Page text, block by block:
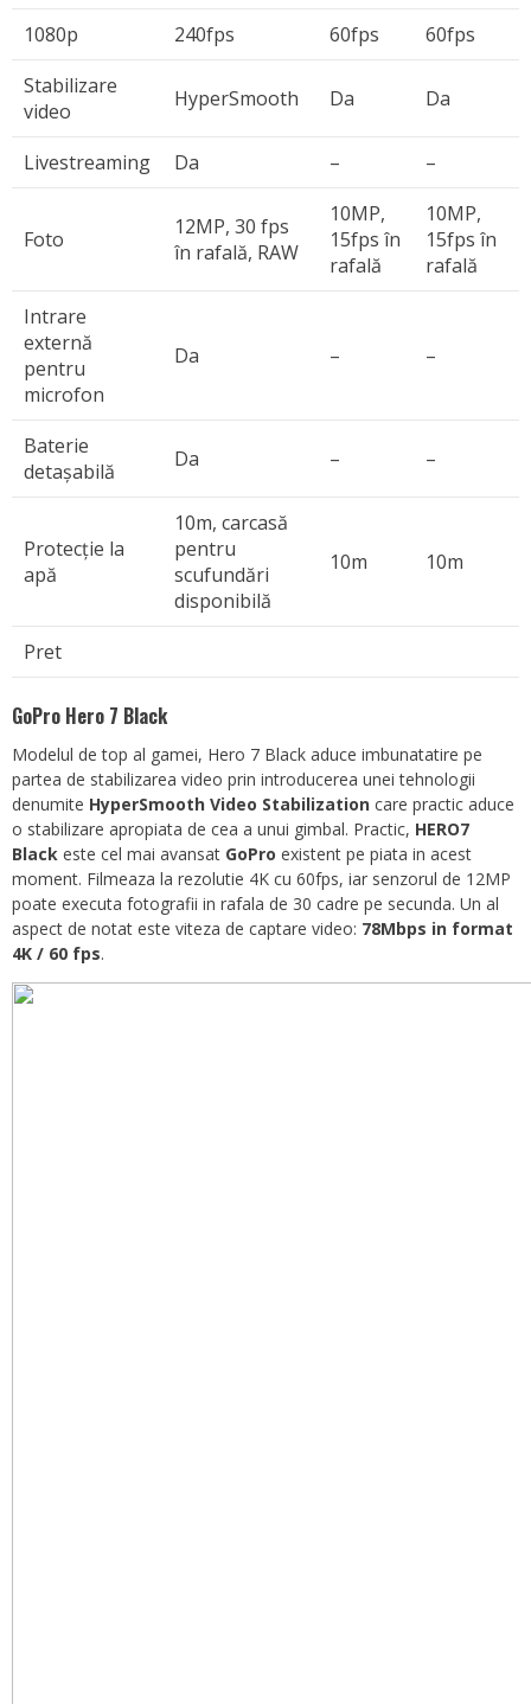
1080p 240fps 60fps
60fps
Stabilizare
video
HyperSmooth Da Da
Livestreaming Da – –
Foto
12MP, 30 fps
în rafală, RAW
10MP,
15fps în
rafală
10MP,
15fps în
rafală
Intrare
externă
pentru
microfon
Da – –
Baterie
detașabilă
Da – –
Protecție la
apă
10m, carcasă
pentru
scufundări
disponibilă
10m 10m
Pret
GoPro Hero 7 Black
Modelul de top al gamei, Hero 7 Black aduce imbunatatire pe
partea de stabilizarea video prin introducerea unei tehnologii
denumite HyperSmooth Video Stabilization care practic aduce
o stabilizare apropiata de cea a unui gimbal. Practic, HERO7
Black este cel mai avansat GoPro existent pe piata in acest
moment. Filmeaza la rezolutie 4K cu 60fps, iar senzorul de 12MP
poate executa fotografii in rafala de 30 cadre pe secunda. Un al
aspect de notat este viteza de captare video: 78Mbps in format
4K / 60 fps.